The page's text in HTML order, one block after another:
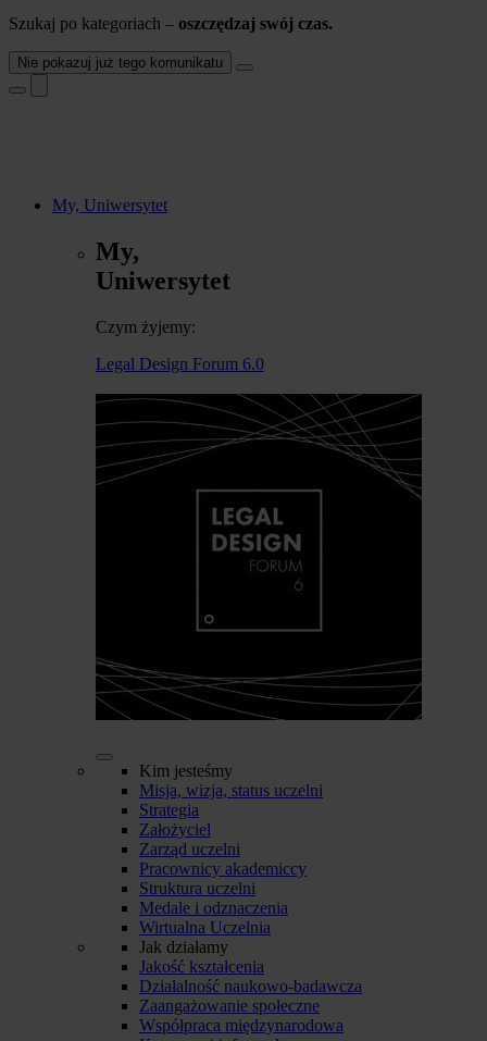
Szukaj po kategoriach – oszczędzaj swój czas.
Nie pokazuj już tego komunikatu
My, Uniwersytet
My,
Uniwersytet
Czym żyjemy:
Legal Design Forum 6.0
Kim jesteśmy
Misja, wizja, status uczelni
Strategia
Założyciel
Zarząd uczelni
Pracownicy akademiccy
Struktura uczelni
Medale i odznaczenia
Wirtualna Uczelnia
Jak działamy
Jakość kształcenia
Działalność naukowo-badawcza
Zaangażowanie społeczne
Współpraca międzynarodowa